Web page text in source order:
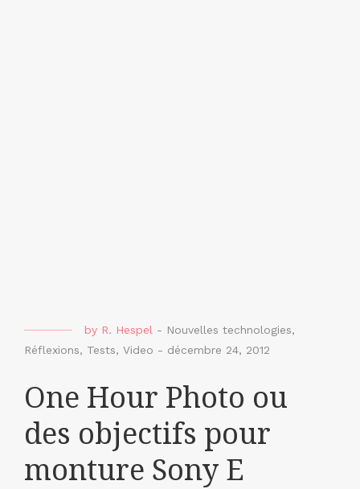
by R. Hespel - Nouvelles technologies,
Réflexions, Tests, Video - décembre 24, 2012
One Hour Photo ou
des objectifs pour
monture Sony E